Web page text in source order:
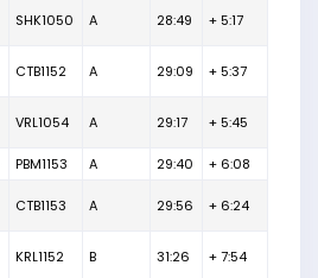
SHK1050 A 28:49 + 5:17
CTB1152 A 29:09 + 5:37
VRL1054 A 29:17 + 5:45
PBM1153 A 29:40 + 6:08
CTB1153 A 29:56 + 6:24
KRL1152 B 31:26 + 7:54